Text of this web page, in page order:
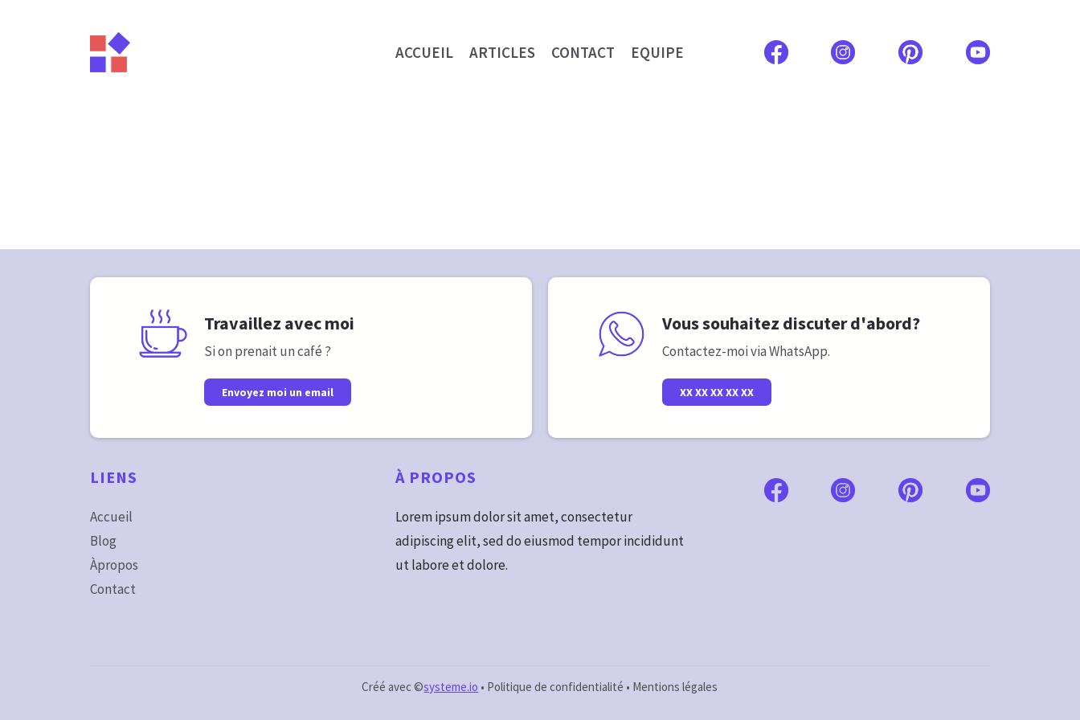
ACCUEIL ARTICLES CONTACT EQUIPE
Travaillez avec moi
Si on prenait un café ?
Envoyez moi un email
Vous souhaitez discuter d'abord?
Contactez-moi via WhatsApp.
XX XX XX XX XX
LIENS
Accueil
Blog
Àpropos
Contact
ÀPROPOS
Lorem ipsum dolor sit amet, consectetur
adipiscing elit, sed do eiusmod tempor incididunt
ut labore et dolore.
Créé avec ©systeme.io • Politique de confidentialité • Mentions légales